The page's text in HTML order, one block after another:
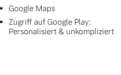
Google Maps
Zugriff auf Google Play:
Personalisiert & unkompliziert